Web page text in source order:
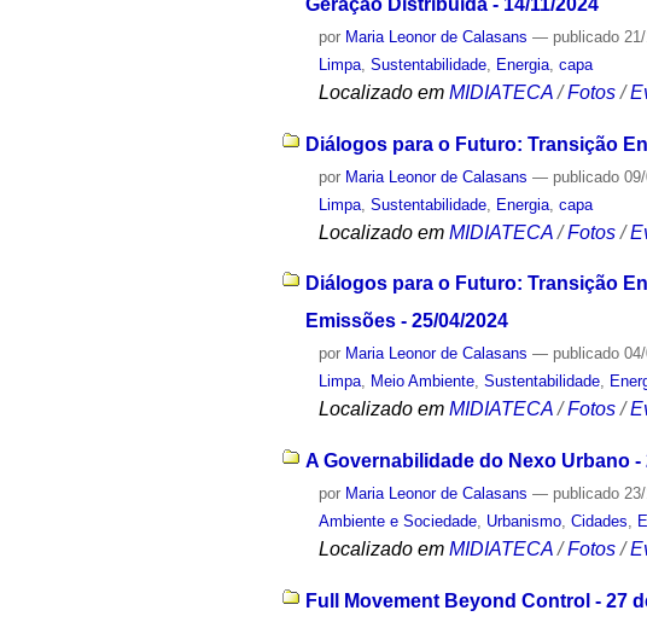
Geração Distribuída - 14/11/2024
por Maria Leonor de Calasans — publicado
Limpa ,Sustentabilidade Energia ,capa
Localizado em MIDIATECA /Fotos /
Diálogos para o Futuro: Transição
por Maria Leonor de Calasans — publicado
Limpa ,Sustentabilidade Energia ,capa
Localizado em MIDIATECA /Fotos /
Diálogos para o Futuro: Transição
Emissões - 25/04/2024
por Maria Leonor de Calasans — publicado
Limpa, Meio Ambiente,Sustentabilidade,
Localizado em MIDIATECA /Fotos /
A Governabilidade do Nexo Urbano
por Maria Leonor de Calasans — publicado
Ambiente e Sociedade, Urbanismo,Cidades,
Localizado em MIDIATECA /Fotos /
Full Movement Beyond Control - 27